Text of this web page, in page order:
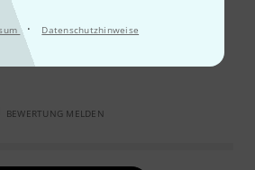
· Datenschutzhinweise
Gewinde-Adapter mit beilegt!
BEWERTUNG MELDEN